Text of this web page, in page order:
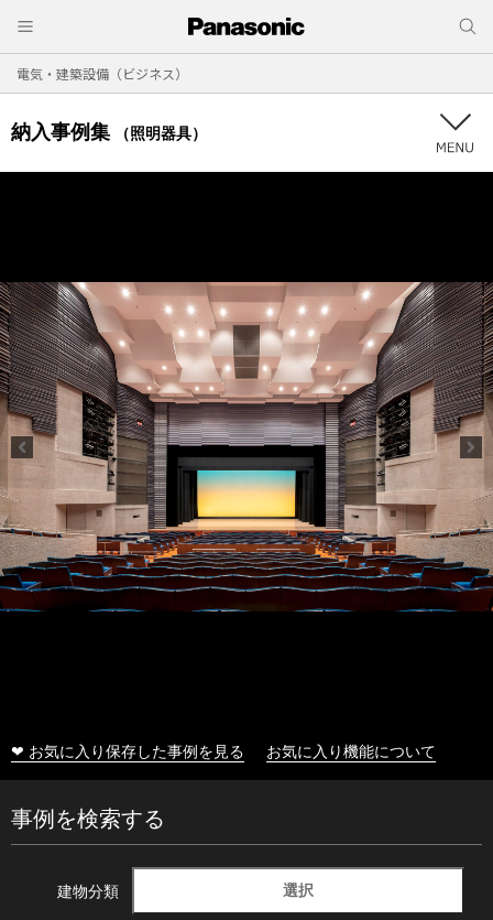
電気・建築設備（ビジネス）
納入事例集 （照明器具）
❤ お気に入り保存した事例を見る お気に入り機能について
事例を検索する
建物分類 選択